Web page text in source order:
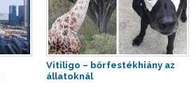
Vitiligo – bőrfestékhiány az
állatoknál